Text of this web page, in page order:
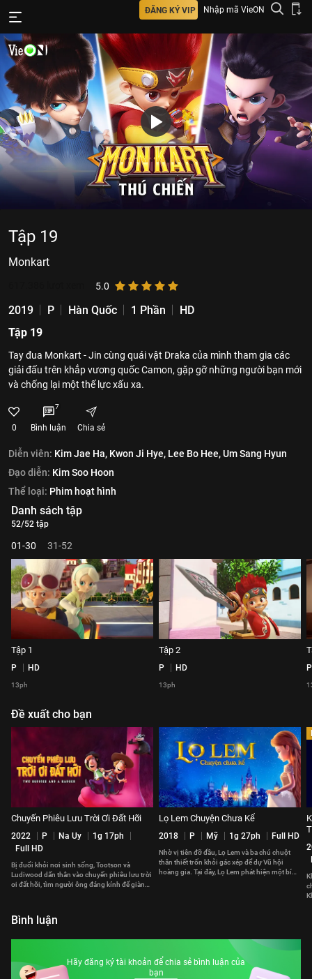
ĐĂNG KÝ VIP Nhập mã VieON
Tập 19
Monkart
5.0
2019 P Hàn Quốc 1 Phần
HD
Tập 19
Tay đua Monkart - Jin cùng quái vật Draka của mình tham gia các
giải đấu trên khắp vương quốc Camon, gặp gỡ những người bạn mới
và chống lại một thế lực xấu xa.
0
7
Bình luận Chia sẻ
Diễn viên: Kim Jae Ha, Kwon Ji Hye, Lee Bo Hee,Um Sang Hyun
Đạo diễn: Kim Soo Hoon
Thể loại: Phim hoạt hình
Danh sách tập
52/52 tập
01-30 31-52
Tập 1
P HD
13ph
Tập 2
P HD
13ph
P
Đề xuất cho bạn
Chuyến Phiêu Lưu Trời Ơi Đất Hỡi
2022 P Na Uy
1g 17ph
Full HD
Bị đuổi khỏi nơi sinh sống, Tootson và
Ludiwood dấn thân vào chuyến phiêu lưu trời
ơi đất hỡi, tìm người ông đáng kính để giành
Lọ Lem Chuyện Chưa Kể
2018 P Mỹ 1g 27ph Full HD
Nhờ vị tiên đỡ đầu, Lọ Lem và ba chú chuột
thân thiết trốn khỏi gác xép để dự Vũ hội
hoàng gia. Tại đây, Lọ Lem phát hiện một bí
Bình luận
Hãy đăng ký tài khoản để chia sẻ bình luận của
bạn